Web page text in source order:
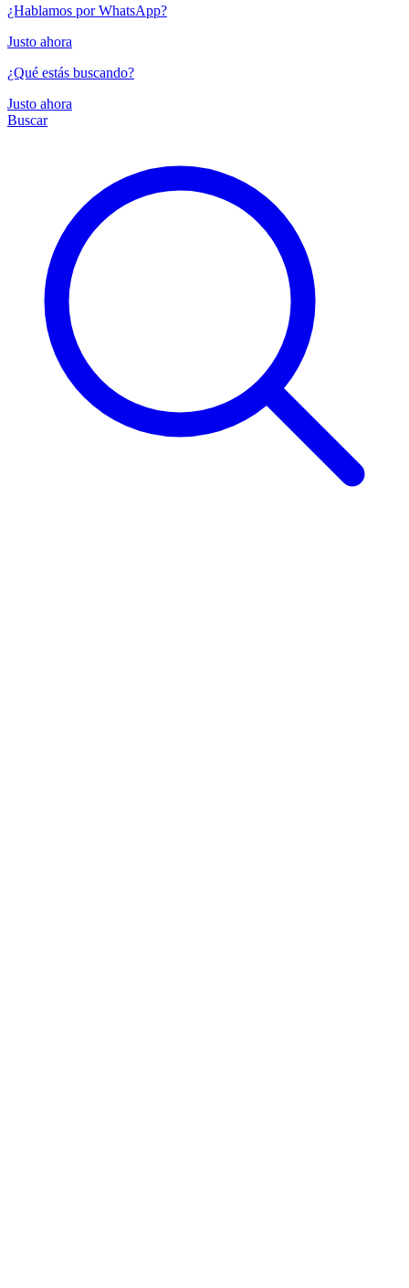
¿Hablamos por WhatsApp?
Justo ahora
¿Qué estás buscando?
Justo ahora
Buscar